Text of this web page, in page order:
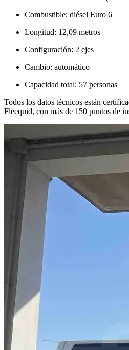
Combustible: diésel Euro 6
Longitud: 12,09 metros
Configuración: 2 ejes
Cambio: automático
Capacidad total: 57 personas
Todos los datos técnicos están
Fleequid, con más de 150 puntos de